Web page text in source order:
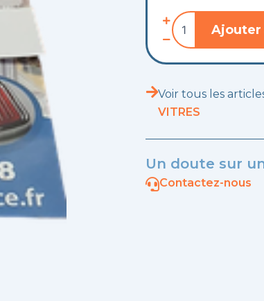
quantité
de
Vis
fenêtre
(coté
Ajouter
Voir tous les
VITRES
Un doute sur
Contactez-nous